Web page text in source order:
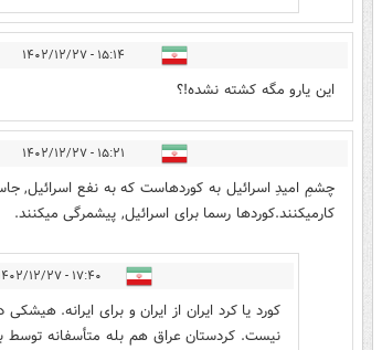
۱۵:۱۴ - ۱۴۰۲/۱۲/۲۷
این یارو مگه کشته نشده!؟
۱۵:۲۱ - ۱۴۰۲/۱۲/۲۷
چشمِ امیدِ اسرائیل به کوردهاست که به نفع اسرائیل,
کارمیکنند.کوردها رسما برای اسرائیل, پیشمرگی میکنند.
۱۷:۴۰ - ۱۴۰۲/۱۲/۲۷
کورد یا کرد ایران از ایران و برای ایرانه.
نیست. کردستان عراق هم بله متأسفانه توسط